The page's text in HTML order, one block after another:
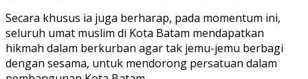
Secara khusus ia juga berharap, pada momentum ini,
seluruh umat muslim di Kota Batam mendapatkan
hikmah dalam berkurban agar tak jemu-jemu berbagi
dengan sesama, untuk mendorong persatuan dalam